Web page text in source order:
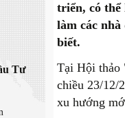
triển, có thể
làm các
biết.
Tại Hội thảo
chiều 23/12/
xu hướng
Tư